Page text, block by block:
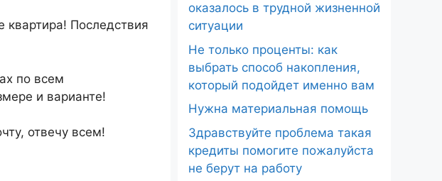
Последствия
по всем
и варианте!
отвечу всем!
оказалось в трудной жизненной
ситуации
Не только проценты: как
выбрать способ накопления,
который подойдет именно вам
Нужна материальная помощь
Здравствуйте проблема такая
кредиты помогите пожалуйста
не берут на работу